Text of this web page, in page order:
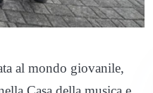
al mondo giovanile,